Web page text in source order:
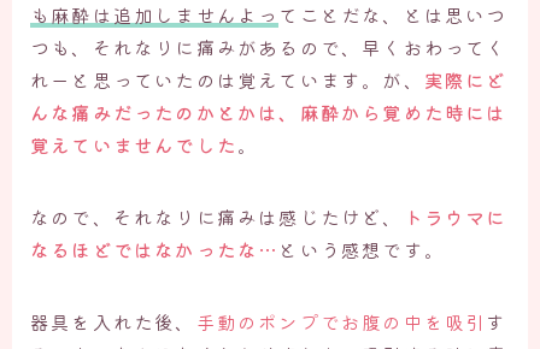
も麻酔は追加しませんよっ てことだな、とは思いつ
つも、それなりに痛みがあるので、早くおわってく
れーと思っていたのは覚えています。が、 実際にど
んな痛みだったのかとかは、麻酔から覚めた時には
覚えていませんでした。
なので、それなりに痛みは感じたけど、
トラウマに
なるほどではなかったな… という感想です。
器具を入れた後、 手動のポンプでお腹の中を吸引 す